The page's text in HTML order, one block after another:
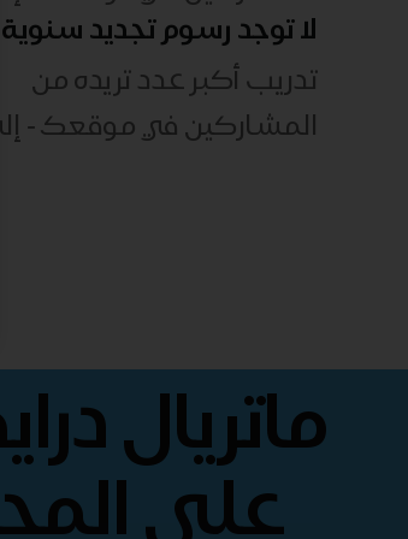
لا توجد رسوم تجديد سنوية
تدريب أكبر عدد تريده من
المشاركين في موقعك -
ماتريال
على